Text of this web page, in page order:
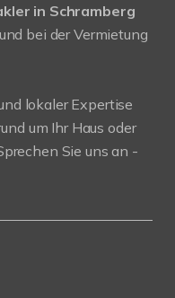
in Schramberg
bei der Vermietung
lokaler Expertise
um Ihr Haus oder
Sie uns an -